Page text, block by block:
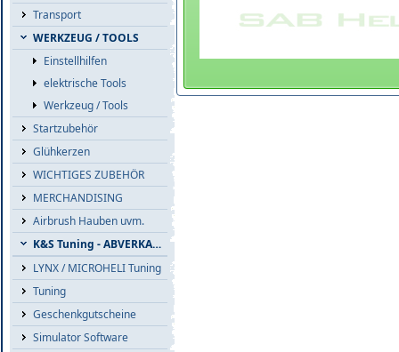
Transport
WERKZEUG / TOOLS
Einstellhilfen
elektrische Tools
Werkzeug / Tools
Startzubehör
Glühkerzen
WICHTIGES ZUBEHÖR
MERCHANDISING
Airbrush Hauben uvm.
K&S Tuning - ABVERKAUF
LYNX / MICROHELI Tuning
Tuning
Geschenkgutscheine
Simulator Software